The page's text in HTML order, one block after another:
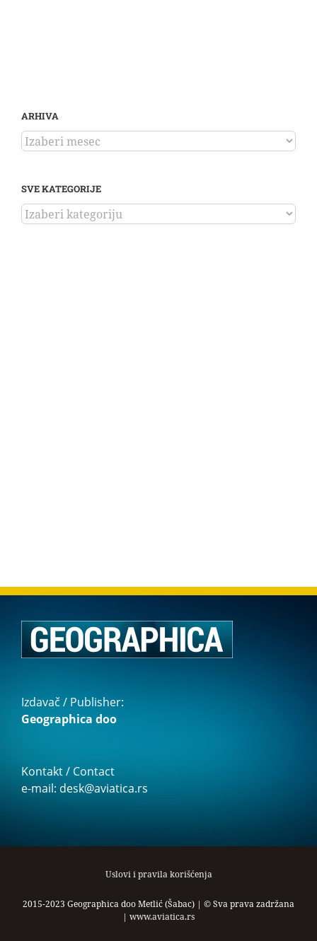
ARHIVA
ARHIVA
SVE KATEGORIJE
SVE
KATEGORIJE
Izdavač / Publisher:
Geographica doo
Kontakt / Contact
e-mail: desk@aviatica.rs
Uslovi i pravila korišćenja
2015-2023 Geographica doo Metlić (Šabac) | © Sva prava zadržana
| www.aviatica.rs